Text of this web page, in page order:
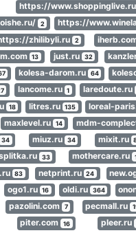
https://
2 https://
zhilibyli.ru 2
13 just.ru 32
kolesa-darom.ru 64
lancome.ru 1 laredoute.ru
18 litres.ru 135 loreal-
maxlevel.ru 14 mdm-
34 miuz.ru 34 mixit.ru
33 mothercare.ru
83 netprint.ru 24
ogo1.ru 16 oldi.ru 364
pazolini.com 7 pecmall.ru
piter.com 16 pleer.ru